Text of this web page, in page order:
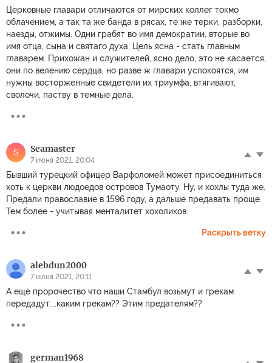
Церковные главари отличаются от мирских коллег токмо
облачением, а так та же банда в рясах, те же терки, разборки,
наезды, отжимы. Одни грабят во имя демократии, вторые во
имя отца, сына и святаго духа. Цель ясна - стать главным
главарем. Прихожан и служителей, ясно дело, это не касается,
они по велению сердца, но разве ж главари успокоятся, им
нужны восторженные свидетели их триумфа, втягивают,
сволочи, паству в темные дела.
S Seamaster
7 июня 2021, 20:04
Бывший турецкий офицер Варфоломей может присоединиться
хоть к церкви людоедов островов Тумаоту. Ну, и хохлы туда же.
Предали православие в 1596 году, а дальше предавать проще.
Тем более - учитывая менталитет хохоликов.
Раскрыть ветку
alebdun2000
7 июня 2021, 20:11
А ещё пророчество что наши Стамбул возьмут и грекам
передадут....каким грекам?? Этим предателям??
german1968